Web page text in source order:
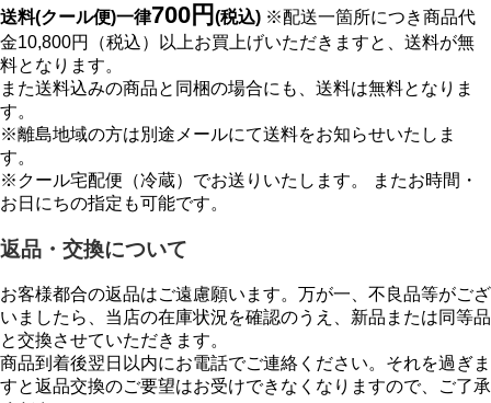
送料(クール便)一律700円 (税込) ※配送一箇所につき商品代
金10,800円（税込）以上お買上げいただきますと、送料が無
料となります。
また送料込みの商品と同梱の場合にも、送料は無料となりま
す。
※離島地域の方は別途メールにて送料をお知らせいたしま
す。
※クール宅配便（冷蔵）でお送りいたします。 またお時間・
お日にちの指定も可能です。
返品・交換について
お客様都合の返品はご遠慮願います。万が一、不良品等がござ
いましたら、当店の在庫状況を確認のうえ、新品または同等品
と交換させていただきます。
商品到着後翌日以内にお電話でご連絡ください。それを過ぎま
すと返品交換のご要望はお受けできなくなりますので、ご了承